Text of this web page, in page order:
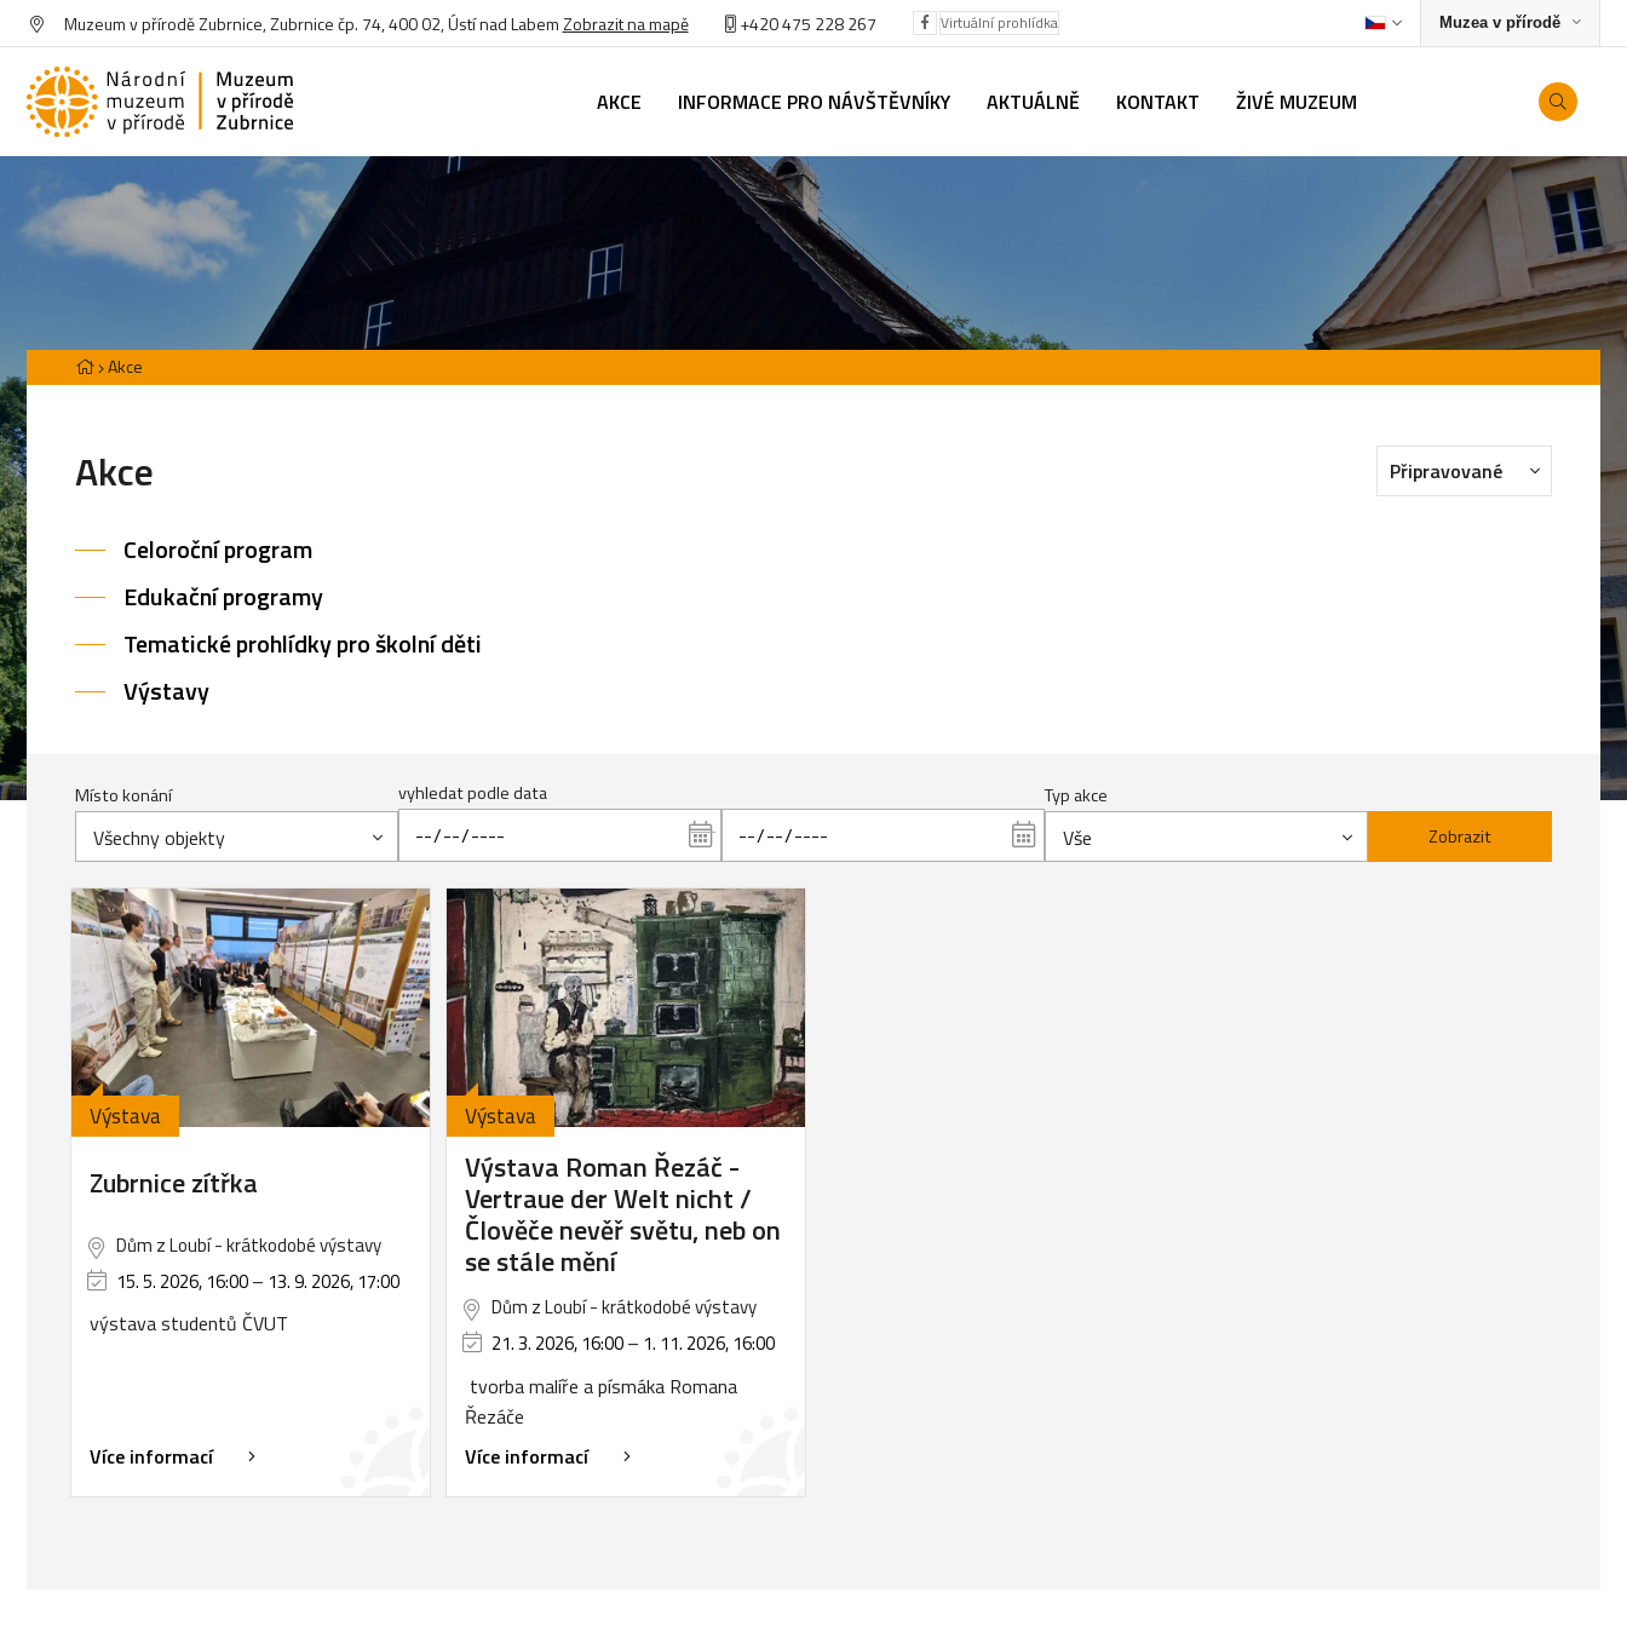
Muzeum v přírodě Zubrnice, Zubrnice čp. 74, 400 02, Ústí nad LabemZobrazit na mapě +420 475 228 267 Virtuální prohlídka Muzea v přírodě
AKCE INFORMACE PRO NÁVŠTĚVNÍKY AKTUÁLNĚ KONTAKT ŽIVÉ MUZEUM
Akce
Akce Připravované
Celoroční program
Edukační programy
Tematické prohlídky pro školní děti
Výstavy
Místo konání
Všechny objekty
vyhledat podle data Typ akce
Vše Zobrazit
Výstava
Zubrnice zítřka
Dům z Loubí - krátkodobé výstavy
15. 5. 2026, 16:00– 13. 9. 2026, 17:00
výstava studentů ČVUT
Více informací
Výstava
Výstava Roman Řezáč -
Vertraue der Welt nicht /
Člověče nevěř světu, neb on
se stále mění
Dům z Loubí - krátkodobé výstavy
21. 3. 2026, 16:00– 1. 11. 2026, 16:00
tvorba malíře a písmáka Romana
Řezáče
Více informací